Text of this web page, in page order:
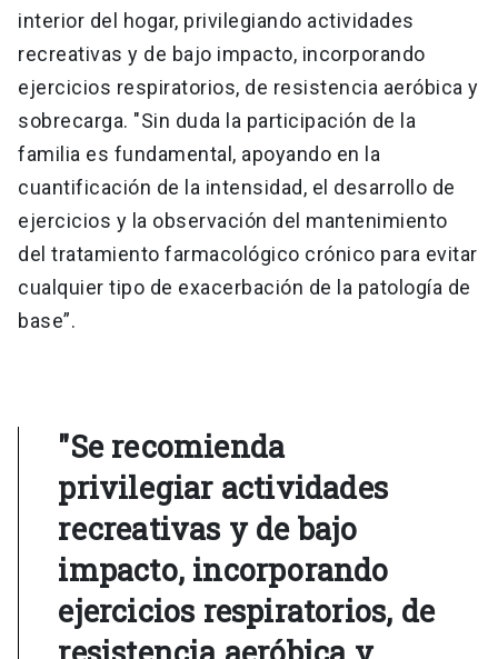
interior del hogar, privilegiando actividades
recreativas y de bajo impacto, incorporando
ejercicios respiratorios, de resistencia aeróbica y
sobrecarga. "Sin duda la participación de la
familia es fundamental, apoyando en la
cuantificación de la intensidad, el desarrollo de
ejercicios y la observación del mantenimiento
del tratamiento farmacológico crónico para evitar
cualquier tipo de exacerbación de la patología de
base”.
"Se recomienda
privilegiar actividades
recreativas y de bajo
impacto, incorporando
ejercicios respiratorios, de